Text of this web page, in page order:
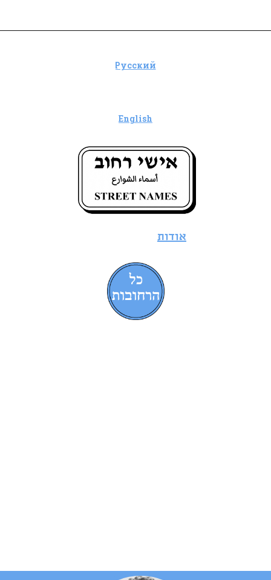
English
Русский
אודות